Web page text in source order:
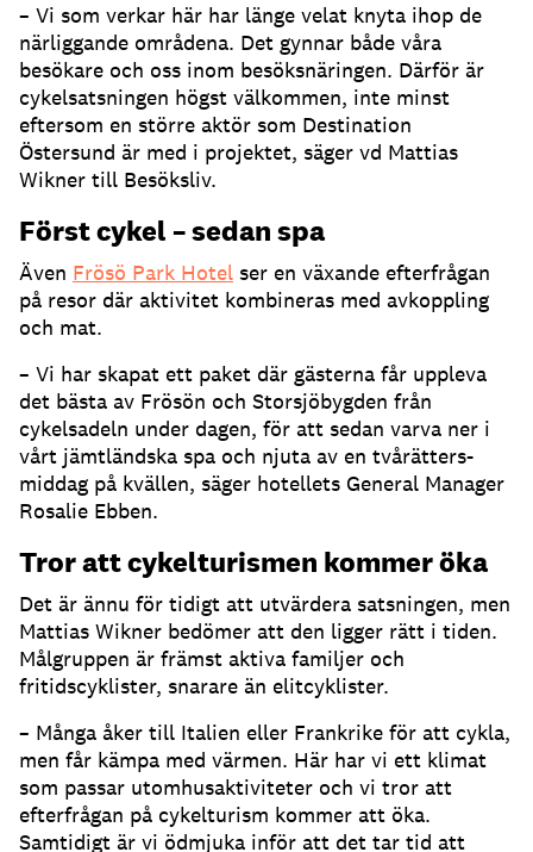
– Vi som verkar här har länge velat knyta ihop de
närliggande områdena. Det gynnar både våra
besökare och oss inom besöksnäringen. Därför är
cykelsatsningen högst välkommen, inte minst
eftersom en större aktör som Destination
Östersund är med i projektet, säger vd Mattias
Wikner till Besöksliv.
Först cykel – sedan spa
Även Frösö Park Hotel ser en växande efterfrågan
på resor där aktivitet kombineras med avkoppling
och mat.
– Vi har skapat ett paket där gästerna får uppleva
det bästa av Frösön och Storsjöbygden från
cykelsadeln under dagen, för att sedan varva ner i
vårt jämtländska spa och njuta av en tvårätters-
middag på kvällen, säger hotellets General Manager
Rosalie Ebben.
Tror att cykelturismen kommer öka
Det är ännu för tidigt att utvärdera satsningen, men
Mattias Wikner bedömer att den ligger rätt i tiden.
Målgruppen är främst aktiva familjer och
fritidscyklister, snarare än elitcyklister.
– Många åker till Italien eller Frankrike för att cykla,
men får kämpa med värmen. Här har vi ett klimat
som passar utomhusaktiviteter och vi tror att
efterfrågan på cykelturism kommer att öka.
Samtidigt är vi ödmjuka inför att det tar tid att